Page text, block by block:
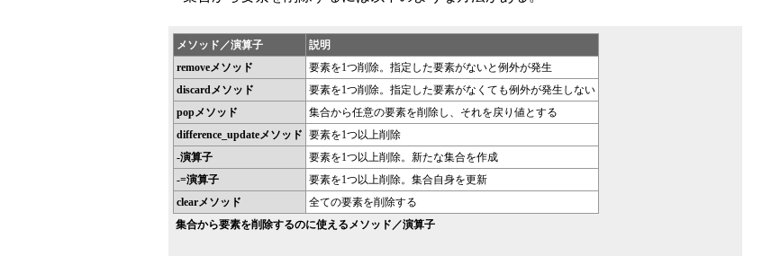
メソッド／演算子
説明
removeメソッド
要素を1つ削除。指定した要素がないと例外が発生
discardメソッド
要素を1つ削除。指定した要素がなくても例外が発生しない
popメソッド
集合から任意の要素を削除し、それを戻り値とする
difference_updateメソッド 要素を1つ以上削除
-演算子
要素を1つ以上削除。新たな集合を作成
-=演算子
要素を1つ以上削除。集合自身を更新
clearメソッド
全ての要素を削除する
集合から要素を削除するのに使えるメソッド／演算子